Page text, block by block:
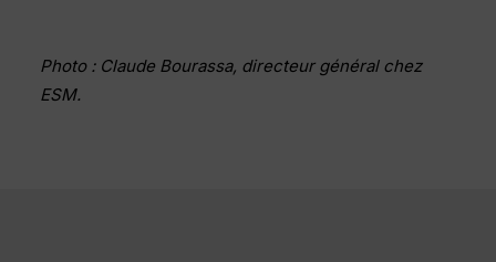
Photo : Claude Bourassa, directeur général chez
ESM.